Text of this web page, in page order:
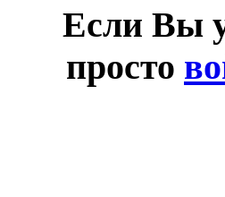
Если Вы
просто